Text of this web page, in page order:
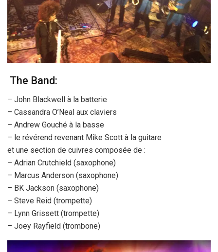
The Band:
– John Blackwell à la batterie
– Cassandra O’Neal aux claviers
– Andrew Gouché à la basse
– le révérend revenant Mike Scott à la guitare
et une section de cuivres composée de :
– Adrian Crutchield (saxophone)
– Marcus Anderson (saxophone)
– BK Jackson (saxophone)
– Steve Reid (trompette)
– Lynn Grissett (trompette)
– Joey Rayfield (trombone)